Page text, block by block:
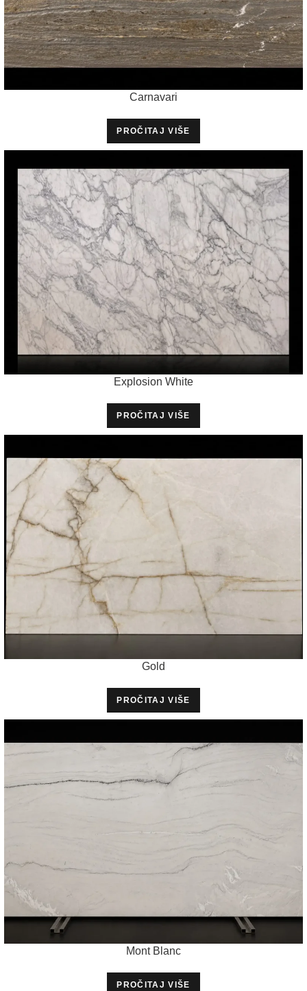
Carnavari
PROČITAJ VIŠE
Explosion White
PROČITAJ VIŠE
Gold
PROČITAJ VIŠE
Mont Blanc
PROČITAJ VIŠE